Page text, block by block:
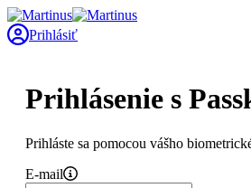
Prihlásiť
Prihlásenie s
Prihláste sa pomocou vášho
E-mail